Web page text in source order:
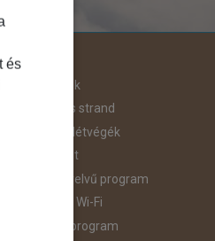
Hegyvidék
Homokos strand
Hosszú Hétvégék
Húsvéti út
idegennyelvű program
Ingyenes Wi-Fi
Intenzív program
és